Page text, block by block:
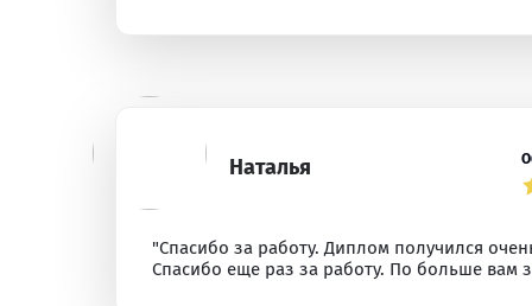
Наталья
"Спасибо за работу. Диплом получился
Спасибо еще раз за работу. По больше вам